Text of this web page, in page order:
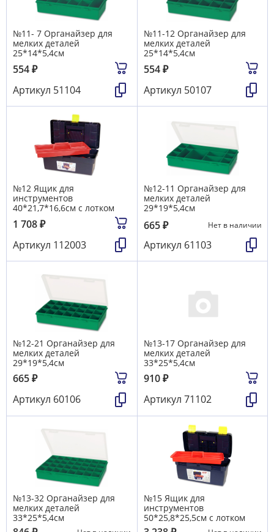
№11- 7 Органайзер для
мелких деталей
25*14*5,4см
554₽
Артикул 51104
№11-12 Органайзер для
мелких деталей
25*14*5,4см
554₽
Артикул 50107
№12 Ящик для
инструментов
40*21,7*16,6см с лотком
1 708₽
Артикул 112003
№12-11 Органайзер для
мелких деталей
29*19*5,4см
665₽ Нет в наличии
Артикул 61103
№12-21 Органайзер для
мелких деталей
29*19*5,4см
665₽
Артикул 60106
№13-17 Органайзер для
мелких деталей
33*25*5,4см
910₽
Артикул 71102
№13-32 Органайзер для
мелких деталей
33*25*5,4см
№15 Ящик для
инструментов
50*25,8*25,5см с лотком